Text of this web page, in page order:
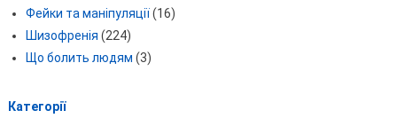
Фейки та маніпуляції(16)
Шизофренія (224)
Що болить людям (3)
Категорії